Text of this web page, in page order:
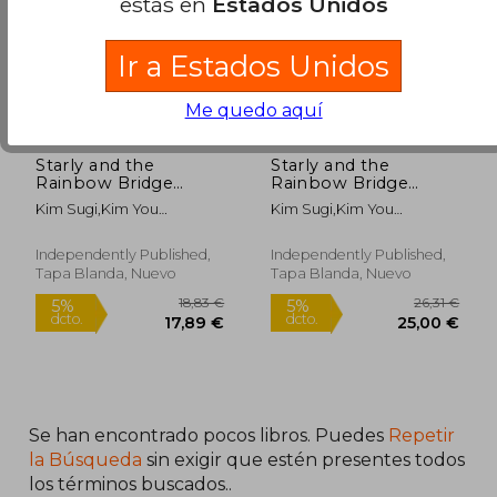
5% 5%
Starly and the
Rainbow Bridge
(Paper Back) (en
Inglés)
Kim Sugi,Kim You
Independently Published,
Tapa Blanda, Nuevo
Starly and the
Rainbow Bridge
(Paper Back) (en
Inglés)
Kim Sugi,Kim You
Independently Published,
Tapa Blanda, Nuevo
Se han encontrado pocos libros. Puedes Repetir
la Búsqueda sin exigir que estén presentes todos
los términos buscados..
Ir a Estados Unidos
Me quedo aquí